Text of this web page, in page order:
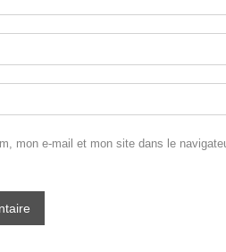
mon e-mail et mon site dans le